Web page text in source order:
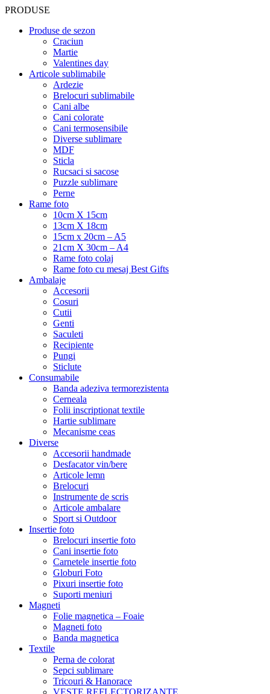
PRODUSE
Produse de sezon
Craciun
Martie
Valentines day
Articole sublimabile
Ardezie
Brelocuri sublimabile
Cani albe
Cani colorate
Cani termosensibile
Diverse sublimare
MDF
Sticla
Rucsaci si sacose
Puzzle sublimare
Perne
Rame foto
10cm X 15cm
13cm X 18cm
15cm x 20cm – A5
21cm X 30cm – A4
Rame foto colaj
Rame foto cu mesaj Best Gifts
Ambalaje
Accesorii
Cosuri
Cutii
Genti
Saculeti
Recipiente
Pungi
Sticlute
Consumabile
Banda adeziva termorezistenta
Cerneala
Folii inscriptionat textile
Hartie sublimare
Mecanisme ceas
Diverse
Accesorii handmade
Desfacator vin/bere
Articole lemn
Brelocuri
Instrumente de scris
Articole ambalare
Sport si Outdoor
Insertie foto
Brelocuri insertie foto
Cani insertie foto
Carnetele insertie foto
Globuri Foto
Pixuri insertie foto
Suporti meniuri
Magneti
Folie magnetica – Foaie
Magneti foto
Banda magnetica
Textile
Perna de colorat
Sepci sublimare
Tricouri & Hanorace
VESTE REFLECTORIZANTE